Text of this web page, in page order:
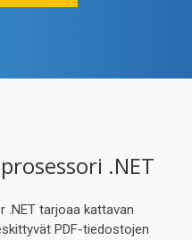
.NET
.NET tarjoaa kattavan
PDF-tiedostojen